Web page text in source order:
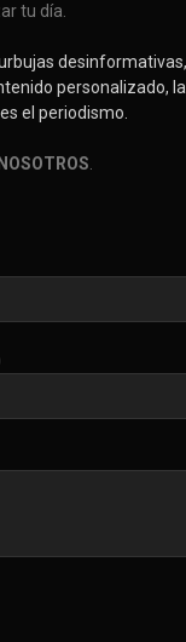
tu día.
personalizado,
el periodismo.
.